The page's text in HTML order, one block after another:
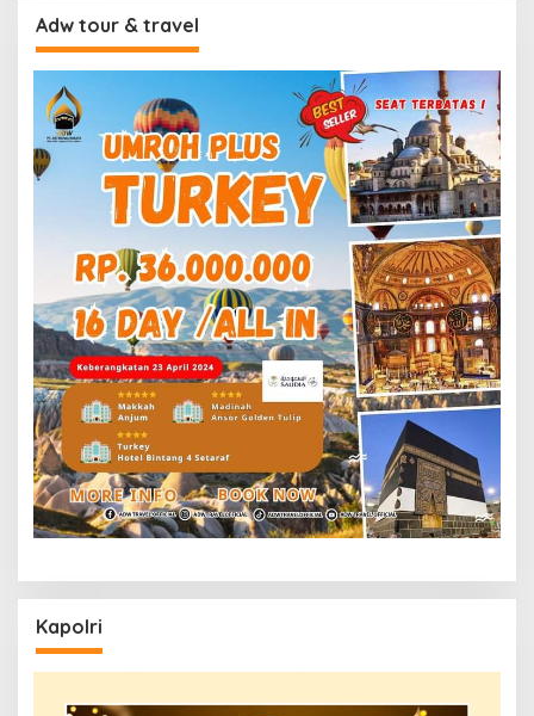
Adw tour & travel
Kapolri